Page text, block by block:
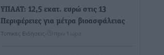
ΥΠΑΑΤ: 12,5 εκατ. ευρώ στις 13
Περιφέρειες για μέτρα βιοασφάλειας
Τοπικές Ειδήσεις πριν 1 ώρα